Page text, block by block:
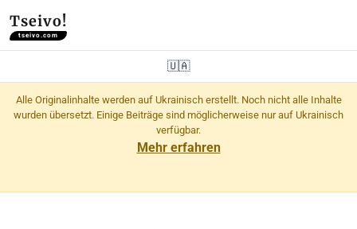
Tseivo!
tseivo.com
🇺🇦
Alle Originalinhalte werden auf Ukrainisch erstellt. Noch nicht alle Inhalte
wurden übersetzt. Einige Beiträge sind möglicherweise nur auf Ukrainisch
verfügbar.
Mehr erfahren